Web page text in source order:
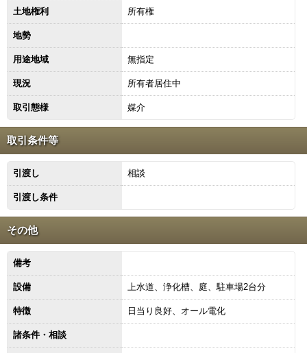
土地権利 所有権
地勢
用途地域 無指定
現況 所有者居住中
取引態様 媒介
取引条件等
引渡し 相談
引渡し条件
その他
備考
設備 上水道、浄化槽、庭、駐車場2台分
特徴 日当り良好、オール電化
諸条件・相談